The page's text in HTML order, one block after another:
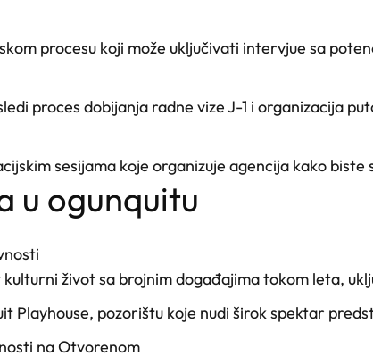
procesu koji može uključivati intervjue sa
proces dobijanja radne vize J-1 i organizacija
sesijama koje organizuje agencija kako
u ogunquitu
život sa brojnim događajima tokom leta,
Playhouse, pozorištu koje nudi širok spektar
na Otvorenom